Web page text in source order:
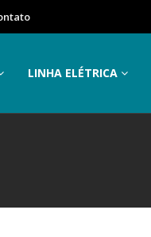
LINHA ELÉTRICA